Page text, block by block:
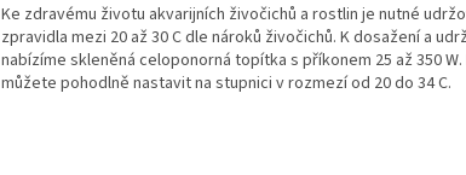
Ke zdravému životu akvarijních živočichů a rostlin je nutné
zpravidla mezi 20 až 30 C dle nároků živočichů. K dosažení a
nabízíme skleněná celoponorná topítka s příkonem 25 až 350
můžete pohodlně nastavit na stupnici v rozmezí od 20 do 34 C.